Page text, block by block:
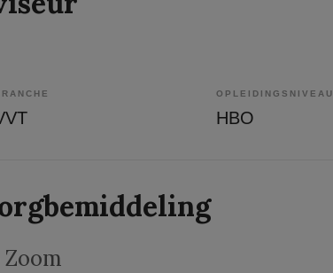
OPLEIDINGSNIVEAU
HBO
Zoom